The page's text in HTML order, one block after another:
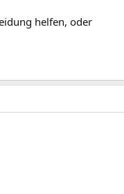
helfen, oder